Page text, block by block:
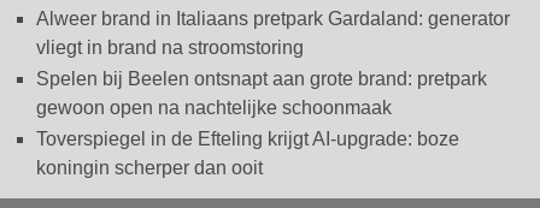
Alweer brand in Italiaans pretpark Gardaland: generator
vliegt in brand na stroomstoring
Spelen bij Beelen ontsnapt aan grote brand: pretpark
gewoon open na nachtelijke schoonmaak
Toverspiegel in de Efteling krijgt AI-upgrade: boze
koningin scherper dan ooit